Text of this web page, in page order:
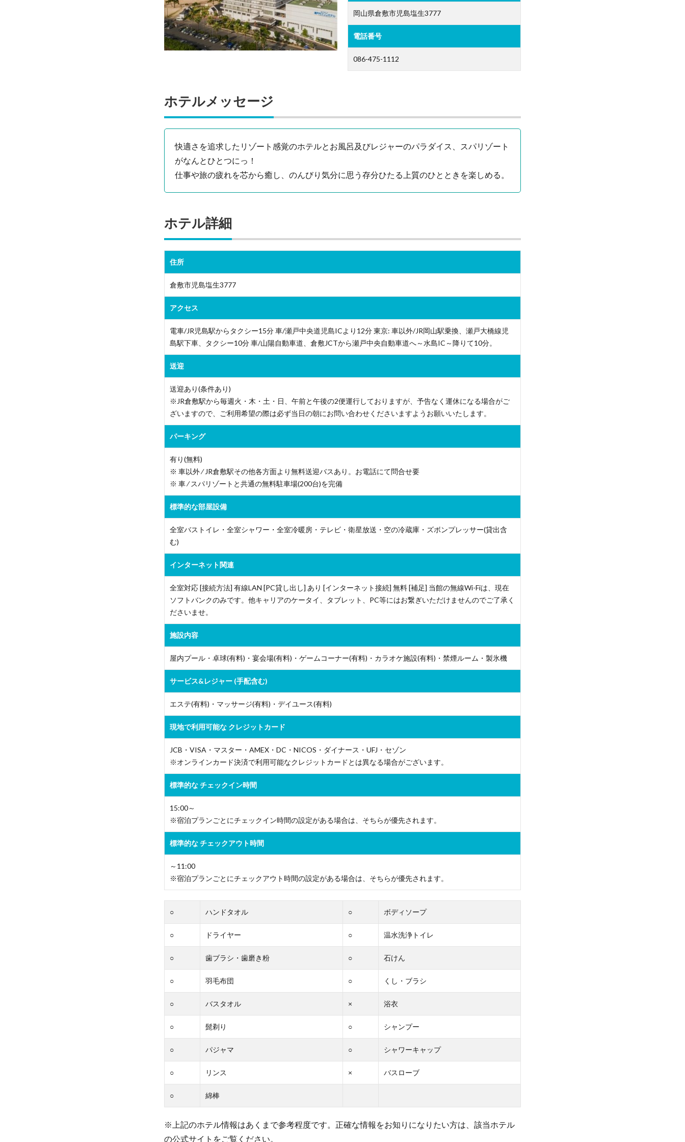
岡山県倉敷市児島塩生3777
電話番号
086-475-1112
ホテルメッセージ
快適さを追求したリゾート感覚のホテルとお風呂及びレジャーのパラダイス、スパリゾート
がなんとひとつにっ！
仕事や旅の疲れを芯から癒し、のんびり気分に思う存分ひたる上質のひとときを楽しめる。
ホテル詳細
住所
倉敷市児島塩生3777
アクセス
電車/JR児島駅からタクシー15分 車/瀬戸中央道児島ICより12分 東京: 車以外/JR岡山駅乗換、瀬戸大橋線児
島駅下車、タクシー10分 車/山陽自動車道、倉敷JCTから瀬戸中央自動車道へ～水島IC～降りて10分。
送迎
送迎あり(条件あり)
※JR倉敷駅から毎週火・木・土・日、午前と午後の2便運行しておりますが、予告なく運休になる場合がご
ざいますので、ご利用希望の際は必ず当日の朝にお問い合わせくださいますようお願いいたします。
パーキング
有り(無料)
※ 車以外 ⁄ JR倉敷駅その他各方面より無料送迎バスあり。お電話にて問合せ要
※ 車 ⁄ スパリゾートと共通の無料駐車場(200台)を完備
標準的な部屋設備
全室バストイレ・全室シャワー・全室冷暖房・テレビ・衛星放送・空の冷蔵庫・ズボンプレッサー(貸出含
む)
インターネット関連
全室対応 [接続方法] 有線LAN [PC貸し出し] あり [インターネット接続] 無料 [補足] 当館の無線Wi-Fiは、現在
ソフトバンクのみです。他キャリアのケータイ、タブレット、PC等にはお繋ぎいただけませんのでご了承く
ださいませ。
施設内容
屋内プール・卓球(有料)・宴会場(有料)・ゲームコーナー(有料)・カラオケ施設(有料)・禁煙ルーム・製氷機
サービス&レジャー (手配含む)
エステ(有料)・マッサージ(有料)・デイユース(有料)
現地で利用可能な クレジットカード
JCB・VISA・マスター・AMEX・DC・NICOS・ダイナース・UFJ・セゾン
※オンラインカード決済で利用可能なクレジットカードとは異なる場合がございます。
標準的な チェックイン時間
15:00～
※宿泊プランごとにチェックイン時間の設定がある場合は、そちらが優先されます。
標準的な チェックアウト時間
～11:00
※宿泊プランごとにチェックアウト時間の設定がある場合は、そちらが優先されます。
○ ハンドタオル ○ ボディソープ
○ ドライヤー ○ 温水洗浄トイレ
○ 歯ブラシ・歯磨き粉 ○ 石けん
○ 羽毛布団 ○ くし・ブラシ
○ バスタオル × 浴衣
○ 髭剃り ○ シャンプー
○ パジャマ ○ シャワーキャップ
○ リンス × バスローブ
○ 綿棒
※上記のホテル情報はあくまで参考程度です。正確な情報をお知りになりたい方は、該当ホテル
の公式サイトをご覧ください。